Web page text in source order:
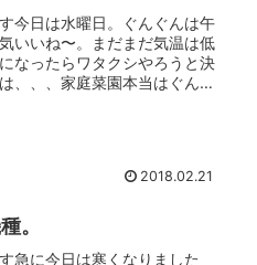
今日は水曜日。ぐんぐんは午
いいね〜。まだまだ気温は低
なったらワタクシやろうと決
、、、家庭菜園本当はぐんぐ
2018.02.21
。
急に今日は寒くなりました